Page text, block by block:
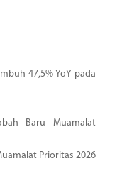
47,5% YoY pada
Baru Muamalat
Prioritas 2026